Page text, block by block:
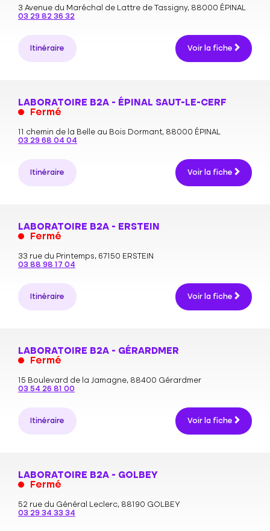
3 Avenue du Maréchal de Lattre de Tassigny, 88000 ÉPINAL
03 29 82 36 32
Itinéraire Voir la fiche
LABORATOIRE B2A - ÉPINAL SAUT-LE-CERF
Fermé
11 chemin de la Belle au Bois Dormant, 88000 ÉPINAL
03 29 68 04 04
Itinéraire Voir la fiche
LABORATOIRE B2A - ERSTEIN
Fermé
33 rue du Printemps, 67150 ERSTEIN
03 88 98 17 04
Itinéraire Voir la fiche
LABORATOIRE B2A - GÉRARDMER
Fermé
15 Boulevard de la Jamagne, 88400 Gérardmer
03 54 26 81 00
Itinéraire Voir la fiche
LABORATOIRE B2A - GOLBEY
Fermé
52 rue du Général Leclerc, 88190 GOLBEY
03 29 34 33 34